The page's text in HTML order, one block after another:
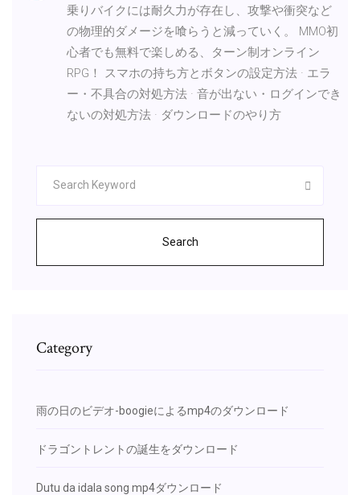
乗りバイクには耐久力が存在し、攻撃や衝突など
の物理的ダメージを喰らうと減っていく。 MMO初
心者でも無料で楽しめる、ターン制オンライン
RPG！ スマホの持ち方とボタンの設定方法 · エラ
ー・不具合の対処方法 · 音が出ない・ログインでき
ないの対処方法 · ダウンロードのやり方
Search
Category
雨の日のビデオ-boogieによるmp4のダウンロード
ドラゴントレントの誕生をダウンロード
Dutu da idala song mp4ダウンロード